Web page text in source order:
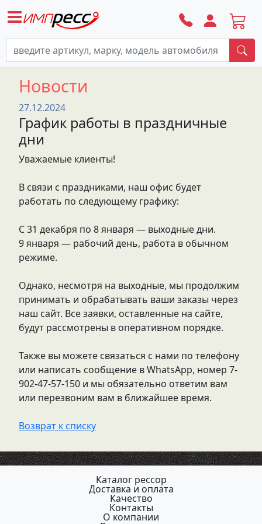
Новости
27.12.2024
График работы в праздничные
дни
Уважаемые клиенты!
В связи с праздниками, наш офис будет
работать по следующему графику:
С 31 декабря по 8 января — выходные дни.
9 января — рабочий день, работа в обычном
режиме.
Однако, несмотря на выходные, мы продолжим
принимать и обрабатывать ваши заказы через
наш сайт. Все заявки, оставленные на сайте,
будут рассмотрены в оперативном порядке.
Также вы можете связаться с нами по телефону
или написать сообщение в WhatsApp, номер 7-
902-47-57-150 и мы обязательно ответим вам
или перезвоним вам в ближайшее время.
Возврат к списку
Каталог рессор
Доставка и оплата
Качество
Контакты
О компании